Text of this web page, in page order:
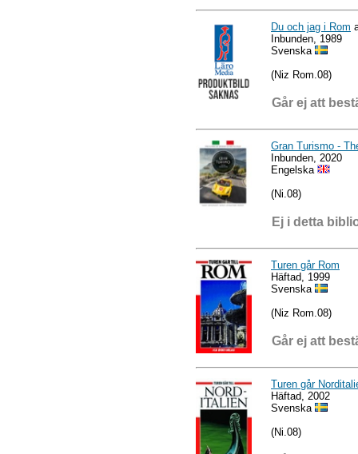
Du och jag i Rom
Inbunden, 1989
Svenska
(Niz Rom.08)
Går ej att
Gran Turismo -
Inbunden, 2020
Engelska
(Ni.08)
Ej i detta
Turen går Rom
Häftad, 1999
Svenska
(Niz Rom.08)
Går ej att
Turen går
Häftad, 2002
Svenska
(Ni.08)